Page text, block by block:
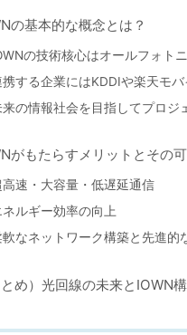
の基本的な概念とは？
の技術核心はオールフォト
携する企業にはKDDIや楽天モ
来の情報社会を目指してプロジ
がもたらすメリットとその
高速・大容量・低遅延通信
ネルギー効率の向上
軟なネットワーク構築と先進的
とめ）光回線の未来とIOWN